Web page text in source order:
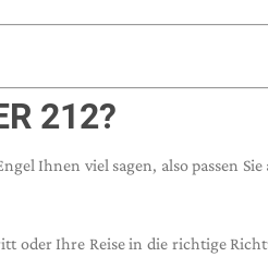
212?
Ihnen viel sagen, also passen
oder Ihre Reise in die richtige